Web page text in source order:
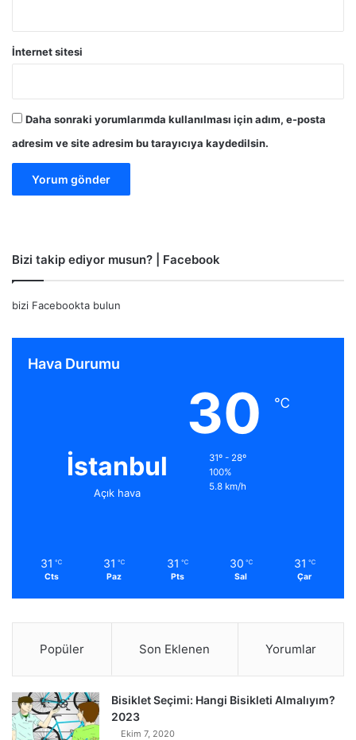
İnternet sitesi
Daha sonraki yorumlarımda kullanılması için adım, e-posta
adresim ve site adresim bu tarayıcıya kaydedilsin.
Bizi takip ediyor musun? | Facebook
bizi Facebookta bulun
Hava Durumu
İstanbul
Açık hava
30 ℃
31º - 28º
100%
5.8 km/h
31 ℃
Cts
31 ℃
Paz
31 ℃
Pts
30 ℃
Sal
31 ℃
Çar
Popüler Son Eklenen Yorumlar
Bisiklet Seçimi: Hangi Bisikleti Almalıyım?
2023
Ekim 7, 2020